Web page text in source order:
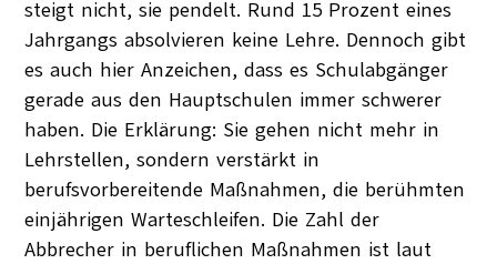
steigt nicht, sie pendelt. Rund 15 Prozent eines
Jahrgangs absolvieren keine Lehre. Dennoch gibt
es auch hier Anzeichen, dass es Schulabgänger
gerade aus den Hauptschulen immer schwerer
haben. Die Erklärung: Sie gehen nicht mehr in
Lehrstellen, sondern verstärkt in
berufsvorbereitende Maßnahmen, die berühmten
einjährigen Warteschleifen. Die Zahl der
Abbrecher in beruflichen Maßnahmen ist laut